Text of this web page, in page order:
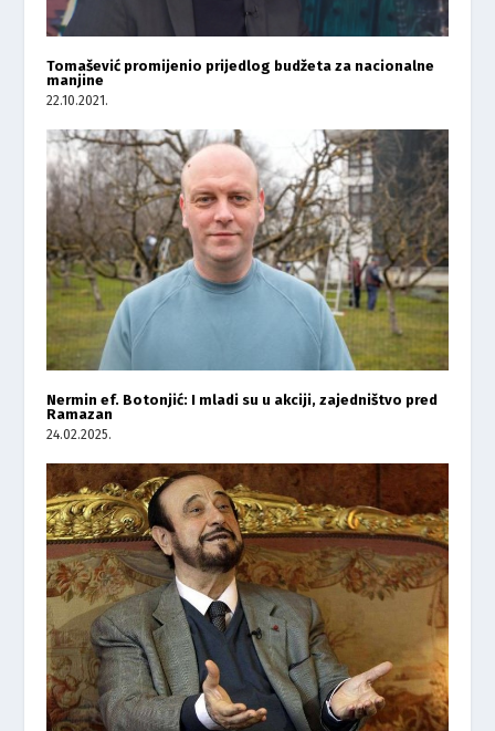
Tomašević promijenio prijedlog budžeta za nacionalne
manjine
22.10.2021.
Nermin ef. Botonjić: I mladi su u akciji, zajedništvo pred
Ramazan
24.02.2025.